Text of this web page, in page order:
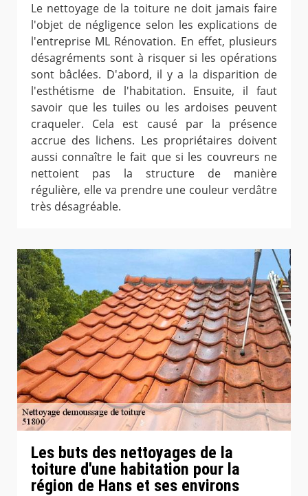
Le nettoyage de la toiture ne doit jamais faire
l'objet de négligence selon les explications de
l'entreprise ML Rénovation. En effet, plusieurs
désagréments sont à risquer si les opérations
sont bâclées. D'abord, il y a la disparition de
l'esthétisme de l'habitation. Ensuite, il faut
savoir que les tuiles ou les ardoises peuvent
craqueler. Cela est causé par la présence
accrue des lichens. Les propriétaires doivent
aussi connaître le fait que si les couvreurs ne
nettoient pas la structure de manière
régulière, elle va prendre une couleur verdâtre
très désagréable.
Les buts des nettoyages de la
toiture d'une habitation pour la
région de Hans et ses environs